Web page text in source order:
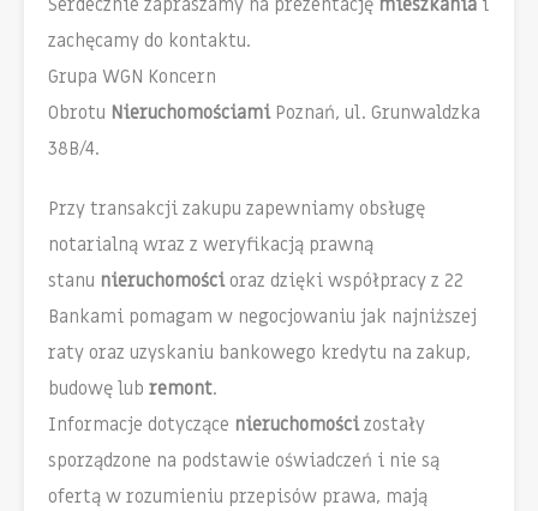
Serdecznie zapraszamy na prezentację mieszkania i
zachęcamy do kontaktu.
Grupa WGN Koncern
Obrotu NieruchomościamiPoznań, ul. Grunwaldzka
38B/4.
Przy transakcji zakupu zapewniamy obsługę
notarialną wraz z weryfikacją prawną
stanu nieruchomościoraz dzięki współpracy z 22
Bankami pomagam w negocjowaniu jak najniższej
raty oraz uzyskaniu bankowego kredytu na zakup,
budowę lub remont.
Informacje dotyczące nieruchomościzostały
sporządzone na podstawie oświadczeń i nie są
ofertą w rozumieniu przepisów prawa, mają